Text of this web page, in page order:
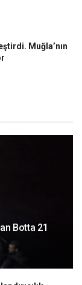
Muğla’nın
Botta 21